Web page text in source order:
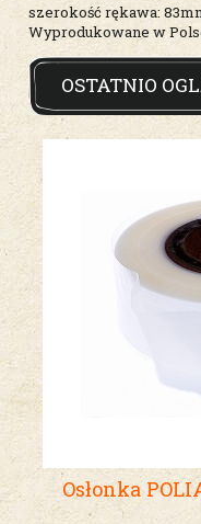
szerokość rękawa:
Wyprodukowane w
OSTATNIO
Osłonka